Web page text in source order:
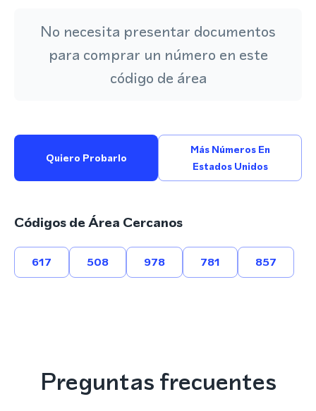
No necesita presentar documentos
para comprar un número en este
código de área
Quiero Probarlo
Más Números En
Estados Unidos
Códigos de Área Cercanos
617 508 978 781 857
Preguntas frecuentes